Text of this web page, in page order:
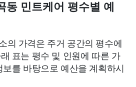
동 민트케어 평수별 예
의 가격은 주거 공간의 평수에
표는 평수 및 인원에 따른 가
를 바탕으로 예산을 계획하시